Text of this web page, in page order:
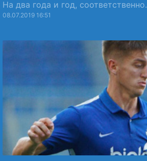
На два года и год, соответственно.
08.07.2019 16:51